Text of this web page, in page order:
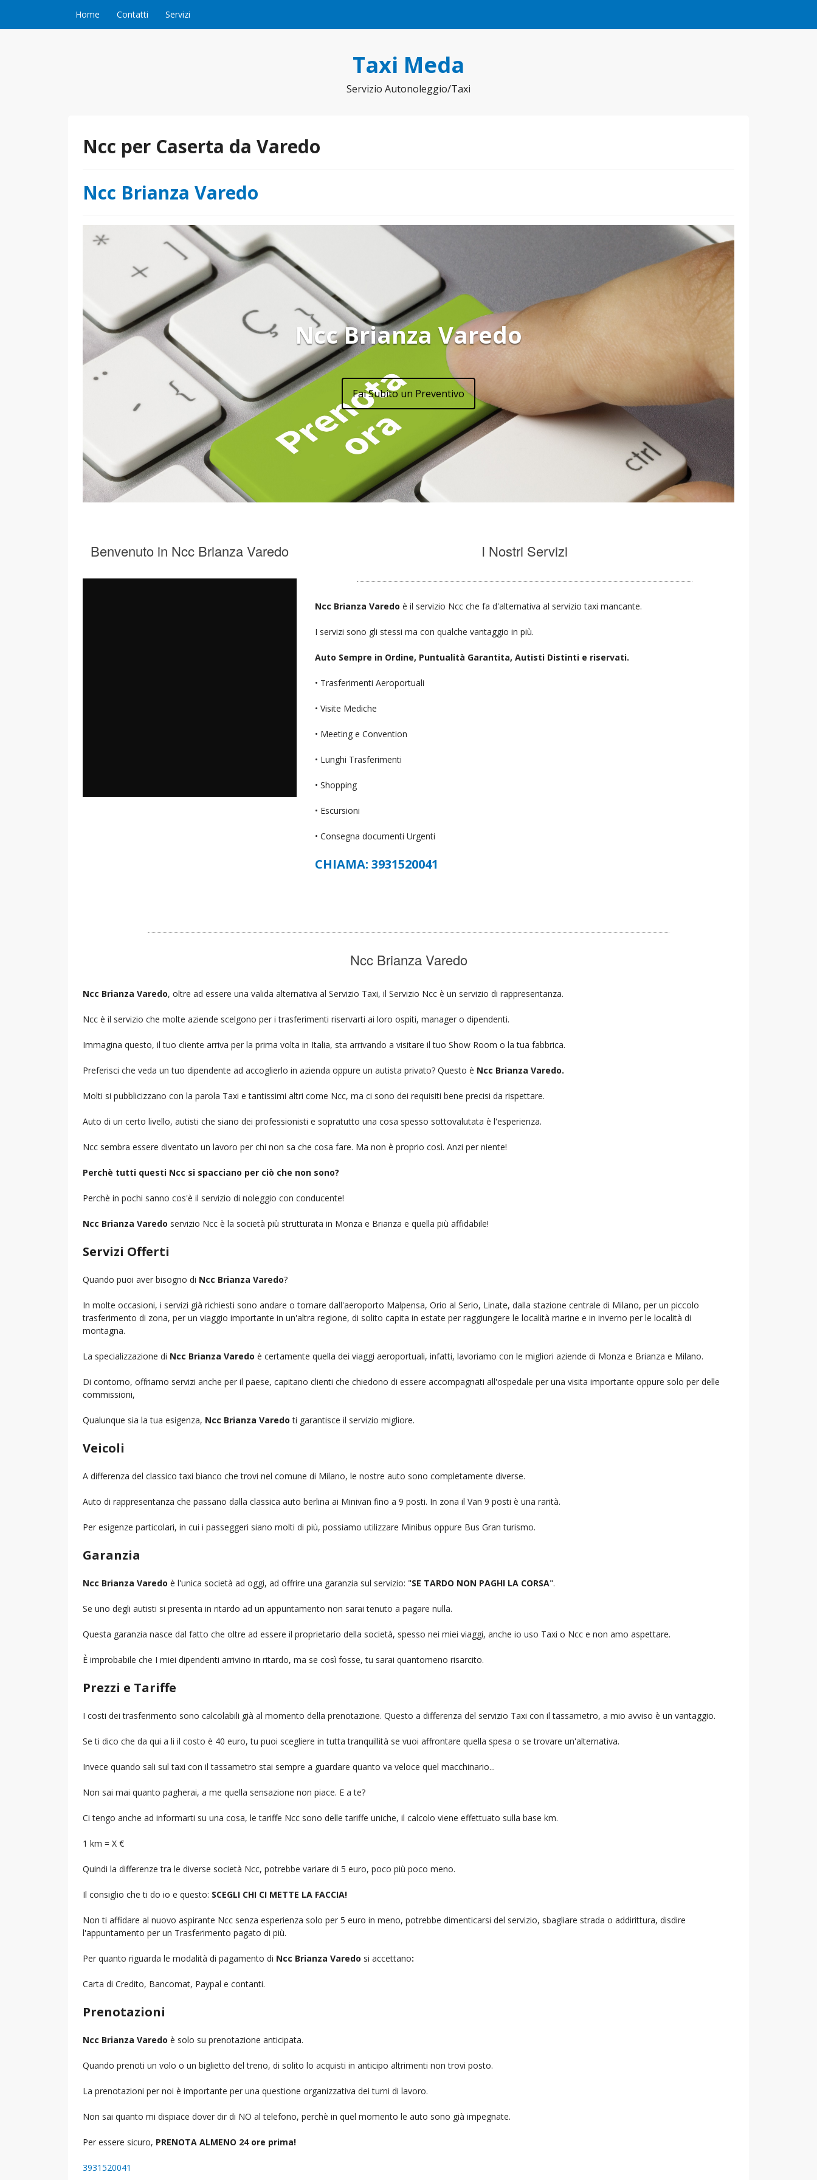
Home Contatti Servizi
Taxi Meda
Servizio Autonoleggio/Taxi
Ncc per Caserta da Varedo
Ncc Brianza Varedo
Ncc Brianza Varedo
Fai Subito un Preventivo
Benvenuto in Ncc Brianza Varedo I Nostri Servizi
Ncc Brianza Varedoè il servizio Ncc che fa d'alternativa al servizio taxi mancante.
I servizi sono gli stessi ma con qualche vantaggio in più.
Auto Sempre in Ordine, Puntualità Garantita, Autisti Distinti e riservati.
• Trasferimenti Aeroportuali
• Visite Mediche
• Meeting e Convention
• Lunghi Trasferimenti
• Shopping
• Escursioni
• Consegna documenti Urgenti
CHIAMA: 3931520041
Ncc Brianza Varedo
Ncc Brianza Varedo, oltre ad essere una valida alternativa al Servizio Taxi, il Servizio Ncc è un servizio di rappresentanza.
Ncc è il servizio che molte aziende scelgono per i trasferimenti riservarti ai loro ospiti, manager o dipendenti.
Immagina questo, il tuo cliente arriva per la prima volta in Italia, sta arrivando a visitare il tuo Show Room o la tua fabbrica.
Preferisci che veda un tuo dipendente ad accoglierlo in azienda oppure un autista privato? Questo è Ncc Brianza Varedo.
Molti si pubblicizzano con la parola Taxi e tantissimi altri come Ncc, ma ci sono dei requisiti bene precisi da rispettare.
Auto di un certo livello, autisti che siano dei professionisti e sopratutto una cosa spesso sottovalutata è l'esperienza.
Ncc sembra essere diventato un lavoro per chi non sa che cosa fare. Ma non è proprio così. Anzi per niente!
Perchè tutti questi Ncc si spacciano per ciò che non sono?
Perchè in pochi sanno cos'è il servizio di noleggio con conducente!
Ncc Brianza Varedo servizio Ncc è la società più strutturata in Monza e Brianza e quella più affidabile!
Servizi Offerti
Quando puoi aver bisogno di Ncc Brianza Varedo?
In molte occasioni, i servizi già richiesti sono andare o tornare dall'aeroporto Malpensa, Orio al Serio, Linate, dalla stazione centrale di Milano, per un piccolo
trasferimento di zona, per un viaggio importante in un'altra regione, di solito capita in estate per raggiungere le località marine e in inverno per le località di
montagna.
La specializzazione di Ncc Brianza Varedo è certamente quella dei viaggi aeroportuali, infatti, lavoriamo con le migliori aziende di Monza e Brianza e Milano.
Di contorno, offriamo servizi anche per il paese, capitano clienti che chiedono di essere accompagnati all'ospedale per una visita importante oppure solo per delle
commissioni,
Qualunque sia la tua esigenza, Ncc Brianza Varedo ti garantisce il servizio migliore.
Veicoli
A differenza del classico taxi bianco che trovi nel comune di Milano, le nostre auto sono completamente diverse.
Auto di rappresentanza che passano dalla classica auto berlina ai Minivan fino a 9 posti. In zona il Van 9 posti è una rarità.
Per esigenze particolari, in cui i passeggeri siano molti di più, possiamo utilizzare Minibus oppure Bus Gran turismo.
Garanzia
Ncc Brianza Varedo è l'unica società ad oggi, ad offrire una garanzia sul servizio: "SE TARDO NON PAGHI LA CORSA".
Se uno degli autisti si presenta in ritardo ad un appuntamento non sarai tenuto a pagare nulla.
Questa garanzia nasce dal fatto che oltre ad essere il proprietario della società, spesso nei miei viaggi, anche io uso Taxi o Ncc e non amo aspettare.
È improbabile che I miei dipendenti arrivino in ritardo, ma se così fosse, tu sarai quantomeno risarcito.
Prezzi e Tariffe
I costi dei trasferimento sono calcolabili già al momento della prenotazione. Questo a differenza del servizio Taxi con il tassametro, a mio avviso è un vantaggio.
Se ti dico che da qui a li il costo è 40 euro, tu puoi scegliere in tutta tranquillità se vuoi affrontare quella spesa o se trovare un'alternativa.
Invece quando sali sul taxi con il tassametro stai sempre a guardare quanto va veloce quel macchinario...
Non sai mai quanto pagherai, a me quella sensazione non piace. E a te?
Ci tengo anche ad informarti su una cosa, le tariffe Ncc sono delle tariffe uniche, il calcolo viene effettuato sulla base km.
1 km = X €
Quindi la differenze tra le diverse società Ncc, potrebbe variare di 5 euro, poco più poco meno.
Il consiglio che ti do io e questo: SCEGLI CHI CI METTE LA FACCIA!
Non ti affidare al nuovo aspirante Ncc senza esperienza solo per 5 euro in meno, potrebbe dimenticarsi del servizio, sbagliare strada o addirittura, disdire
l'appuntamento per un Trasferimento pagato di più.
Per quanto riguarda le modalità di pagamento di Ncc Brianza Varedo si accettano:
Carta di Credito, Bancomat, Paypal e contanti.
Prenotazioni
Ncc Brianza Varedo è solo su prenotazione anticipata.
Quando prenoti un volo o un biglietto del treno, di solito lo acquisti in anticipo altrimenti non trovi posto.
La prenotazioni per noi è importante per una questione organizzativa dei turni di lavoro.
Non sai quanto mi dispiace dover dir di NO al telefono, perchè in quel momento le auto sono già impegnate.
Per essere sicuro, PRENOTA ALMENO 24 ore prima!
3931520041